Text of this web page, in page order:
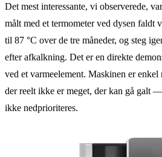
Det mest interessante, vi observerede,
målt med et termometer ved dysen faldt
til 87 °C over de tre måneder, og steg
efter afkalkning. Det er en direkte
ved et varmeelement. Maskinen er
der reelt ikke er meget, der kan gå galt
ikke nedprioriteres.